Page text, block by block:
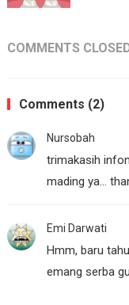
COMMENTS
Comments (2)
Nursobah
trimakasih
mading ya…
Emi Darwati
Hmm, baru
emang serba